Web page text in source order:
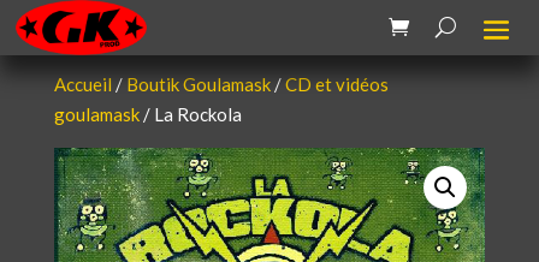
Accueil/ Boutik Goulamask/CD et vidéos
goulamask/ La Rockola